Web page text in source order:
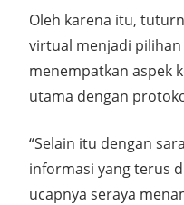
Oleh karena itu,
virtual menjadi
menempatkan aspek
utama dengan
“Selain itu dengan
informasi yang terus
ucapnya seraya